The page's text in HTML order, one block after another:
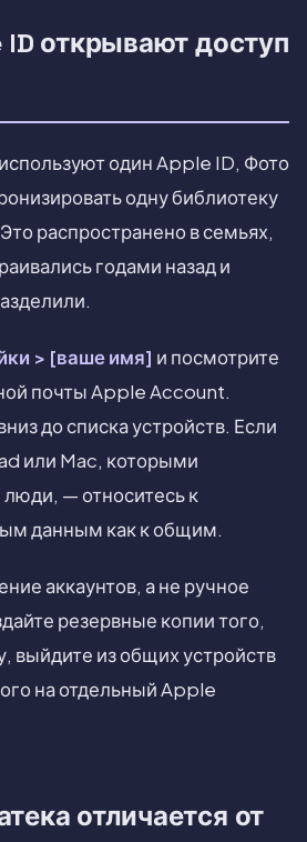
открывают доступ
один Apple ID, Фото
одну библиотеку
распространено в семьях,
годами назад и
> [ваше имя] и посмотрите
почты Apple Account.
до списка устройств. Если
или Mac, которыми
люди, — относитесь к
данным как к общим.
аккаунтов, а не ручное
резервные копии того,
выйдите из общих устройств
на отдельный Apple
отличается от